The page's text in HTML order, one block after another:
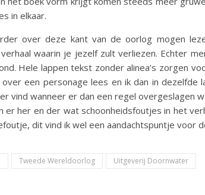
in elkaar.
over deze kant van de oorlog mogen
waarin je jezelf zult verliezen. Echter
Hele lappen tekst zonder alinea’s zorgen
een personage lees en ik dan in dezelfde
vind wanneer er dan een regel overgeslagen
her en der wat schoonheidsfoutjes in het
dit vind ik wel een aandachtspuntje voor
Tweede Wereldoorlog Uitgeverij Doornwater